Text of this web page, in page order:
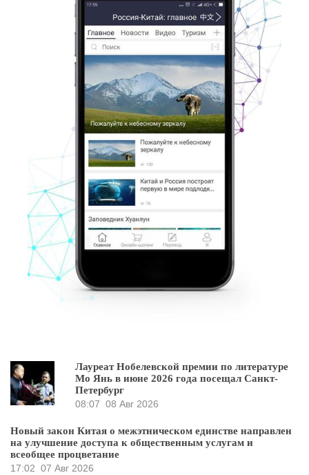
Лауреат Нобелевской премии по литературе
Мо Янь в июне 2026 года посещал Санкт-
Петербург
08:07 08 Авг 2026
Новый закон Китая о межэтническом единстве направлен
на улучшение доступа к общественным услугам и
всеобщее процветание
17:02 07 Авг 2026